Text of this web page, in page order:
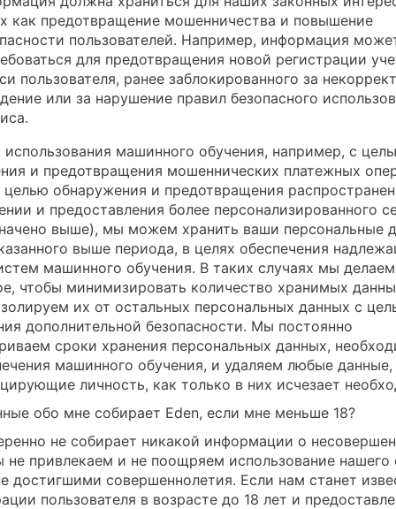
как предотвращение мошенничества и повышение
пользователей. Например, информация
для предотвращения новой регистрации
пользователя, ранее заблокированного за
или за нарушение правил безопасного
использования машинного обучения, например, с
и предотвращения мошеннических платежных
обнаружения и предотвращения
и предоставления более персонализированного
выше), мы можем хранить ваши персональные
выше периода, в целях обеспечения
машинного обучения. В таких случаях мы
чтобы минимизировать количество хранимых
их от остальных персональных данных с
дополнительной безопасности. Мы постоянно
сроки хранения персональных данных,
машинного обучения, и удаляем любые данные,
личность, как только в них исчезает
обо мне собирает Eden, если мне меньше 18?
не собирает никакой информации о
привлекаем и не поощряем использование нашего
достигшими совершеннолетия. Если нам станет
пользователя в возрасте до 18 лет и